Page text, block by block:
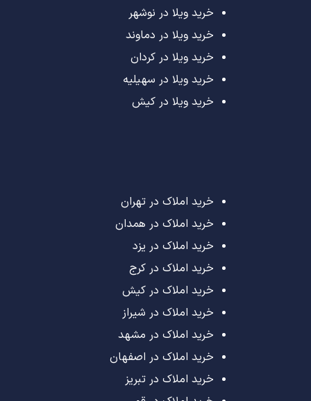
خرید ویلا در نوشهر
خرید ویلا در دماوند
خرید ویلا در کردان
خرید ویلا در سهیلیه
خرید ویلا در کیش
خرید املاک در تهران
خرید املاک در همدان
خرید املاک در یزد
خرید املاک در کرج
خرید املاک در کیش
خرید املاک در شیراز
خرید املاک در مشهد
خرید املاک در اصفهان
خرید املاک در تبریز